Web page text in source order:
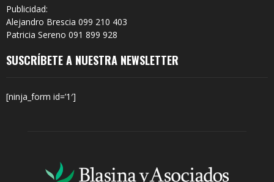
Publicidad:
Alejandro Brescia 099 210 403
Patricia Sereno 091 899 928
SUSCRÍBETE A NUESTRA NEWSLETTER
[ninja_form id=’1′]